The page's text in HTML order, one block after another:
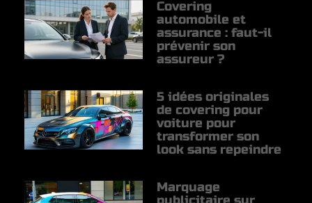
Covering
automobile et
assurance : faut-il
prévenir son
assureur ?
5 idées originales
de covering pour
voiture pour
transformer son
look sans repeindre
Marquage